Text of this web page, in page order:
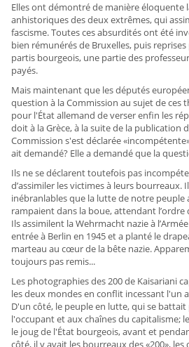
Elles ont démontré de manière éloquente
anhistoriques des deux extrêmes, qui
fascisme. Toutes ces absurdités ont été
bien rémunérés de Bruxelles, puis
partis bourgeois, une partie des
payés.
Mais maintenant que les députés
question à la Commission au sujet de ces
pour l'État allemand de verser enfin les
doit à la Grèce, à la suite de la publication
Commission s'est déclarée
ait demandé? Elle a demandé que la
Ils ne se déclarent toutefois pas
d’assimiler les victimes à leurs bourreaux.
inébranlables que la lutte de notre peuple
rampaient dans la boue, attendant l’ordre
Ils assimilent la Wehrmacht nazie à
entrée à Berlin en 1945 et a planté le
marteau au cœur de la bête nazie.
toujours pas remis...
Les photographies des 200 de Kaisariani
les deux mondes en conflit incessant l'un
D'un côté, le peuple en lutte, qui se battait
l'occupant et aux chaînes du capitalisme;
le joug de l'État bourgeois, avant et
côté, il y avait les bourreaux des «200»,